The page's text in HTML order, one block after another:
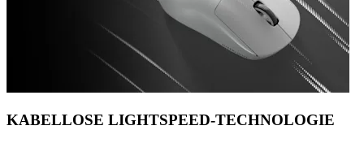
KABELLOSE LIGHTSPEED-TECHNOLOGIE